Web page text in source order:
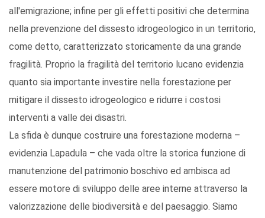
all'emigrazione; infine per gli effetti positivi che determina
nella prevenzione del dissesto idrogeologico in un territorio,
come detto, caratterizzato storicamente da una grande
fragilità. Proprio la fragilità del territorio lucano evidenzia
quanto sia importante investire nella forestazione per
mitigare il dissesto idrogeologico e ridurre i costosi
interventi a valle dei disastri.
La sfida è dunque costruire una forestazione moderna –
evidenzia Lapadula – che vada oltre la storica funzione di
manutenzione del patrimonio boschivo ed ambisca ad
essere motore di sviluppo delle aree interne attraverso la
valorizzazione delle biodiversità e del paesaggio. Siamo